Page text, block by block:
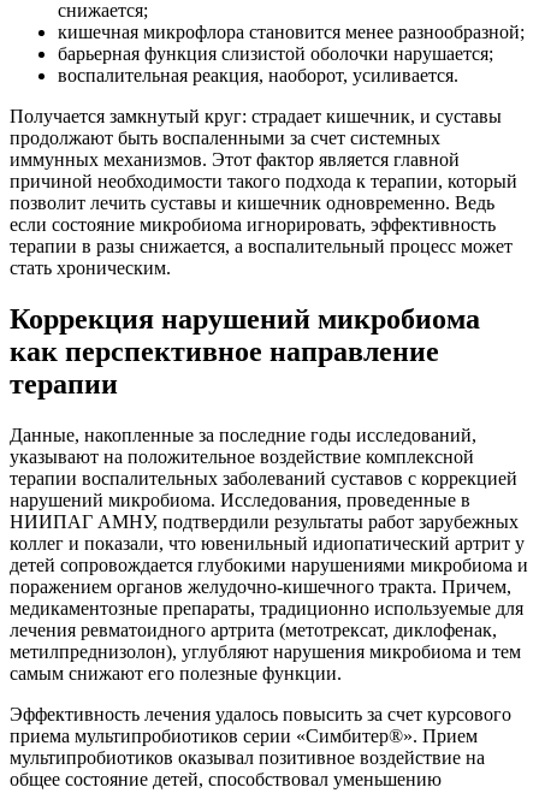
снижается;
кишечная микрофлора становится менее разнообразной;
барьерная функция слизистой оболочки нарушается;
воспалительная реакция, наоборот, усиливается.
Получается замкнутый круг: страдает кишечник, и суставы
продолжают быть воспаленными за счет системных
иммунных механизмов. Этот фактор является главной
причиной необходимости такого подхода к терапии, который
позволит лечить суставы и кишечник одновременно. Ведь
если состояние микробиома игнорировать, эффективность
терапии в разы снижается, а воспалительный процесс может
стать хроническим.
Коррекция нарушений микробиома
как перспективное направление
терапии
Данные, накопленные за последние годы исследований,
указывают на положительное воздействие комплексной
терапии воспалительных заболеваний суставов с коррекцией
нарушений микробиома. Исследования, проведенные в
НИИПАГ АМНУ, подтвердили результаты работ зарубежных
коллег и показали, что ювенильный идиопатический артрит у
детей сопровождается глубокими нарушениями микробиома и
поражением органов желудочно-кишечного тракта. Причем,
медикаментозные препараты, традиционно используемые для
лечения ревматоидного артрита (метотрексат, диклофенак,
метилпреднизолон), углубляют нарушения микробиома и тем
самым снижают его полезные функции.
Эффективность лечения удалось повысить за счет курсового
приема мультипробиотиков серии «Симбитер®». Прием
мультипробиотиков оказывал позитивное воздействие на
общее состояние детей, способствовал уменьшению